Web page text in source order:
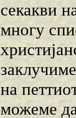
секакви
многу
на
можеме